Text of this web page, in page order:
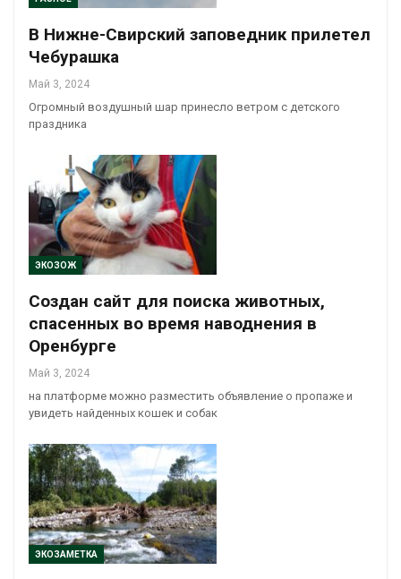
В Нижне-Свирский заповедник прилетел
Чебурашка
Май 3, 2024
Огромный воздушный шар принесло ветром с детского
праздника
ЭКОЗОЖ
Создан сайт для поиска животных,
спасенных во время наводнения в
Оренбурге
Май 3, 2024
на платформе можно разместить объявление о пропаже и
увидеть найденных кошек и собак
ЭКОЗАМЕТКА